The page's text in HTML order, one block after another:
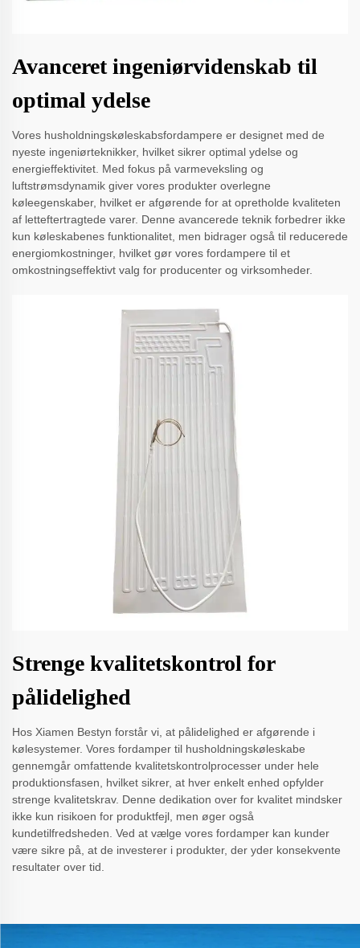
Avanceret ingeniørvidenskab til
optimal ydelse
Vores husholdningskøleskabsfordampere er designet med de
nyeste ingeniørteknikker, hvilket sikrer optimal ydelse og
energieffektivitet. Med fokus på varmeveksling og
luftstrømsdynamik giver vores produkter overlegne
køleegenskaber, hvilket er afgørende for at opretholde kvaliteten
af letteftertragtede varer. Denne avancerede teknik forbedrer ikke
kun køleskabenes funktionalitet, men bidrager også til reducerede
energiomkostninger, hvilket gør vores fordampere til et
omkostningseffektivt valg for producenter og virksomheder.
Strenge kvalitetskontrol for
pålidelighed
Hos Xiamen Bestyn forstår vi, at pålidelighed er afgørende i
kølesystemer. Vores fordamper til husholdningskøleskabe
gennemgår omfattende kvalitetskontrolprocesser under hele
produktionsfasen, hvilket sikrer, at hver enkelt enhed opfylder
strenge kvalitetskrav. Denne dedikation over for kvalitet mindsker
ikke kun risikoen for produktfejl, men øger også
kundetilfredsheden. Ved at vælge vores fordamper kan kunder
være sikre på, at de investerer i produkter, der yder konsekvente
resultater over tid.